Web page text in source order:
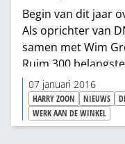
Begin van dit jaar
Als oprichter van
samen met Wim
Ruim 300
afscheid van de
leverde aan de
het algemeen en
07 januari 2016
HARRY ZOON NIEUWS
WERK AAN DE WINKEL